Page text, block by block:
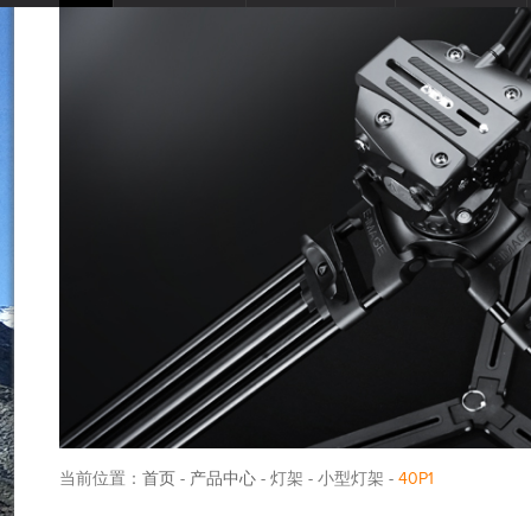
当前位置： 首页 - 产品中心 - 灯架 - 小型灯架 - 40P1